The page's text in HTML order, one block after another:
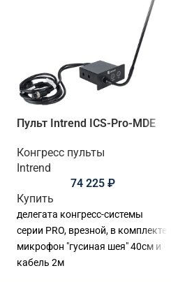
Пульт Intrend ICS-Pro-MDE
Конгресс пульты
Intrend
74 225 ₽
Купить
делегата конгресс-системы
серии PRO, врезной, в комплекте
микрофон "гусиная шея" 40см и
кабель 2м